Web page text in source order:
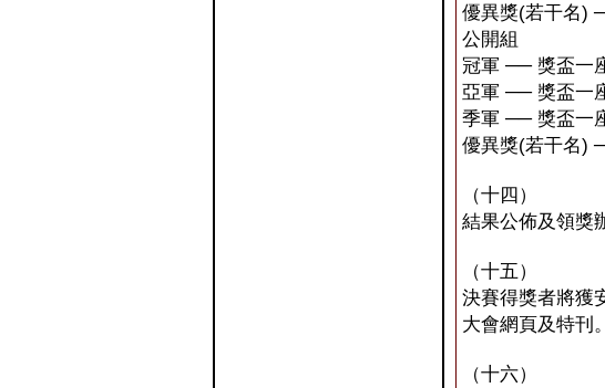
優異獎(若干名)
公開組
冠軍 ── 獎盃一
亞軍 ── 獎盃一
季軍 ── 獎盃一
優異獎(若干名)
（十四）
結果公佈及領獎
（十五）
決賽得獎者將獲
大會網頁及特刊。
（十六）